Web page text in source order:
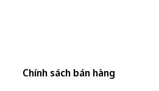
Chính sách bán hàng